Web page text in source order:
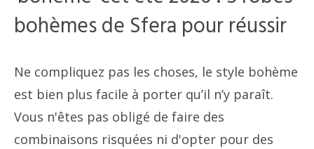
bohèmes de Sfera pour réussir
Ne compliquez pas les choses, le style bohème
est bien plus facile à porter qu’il n’y paraît.
Vous n'êtes pas obligé de faire des
combinaisons risquées ni d'opter pour des